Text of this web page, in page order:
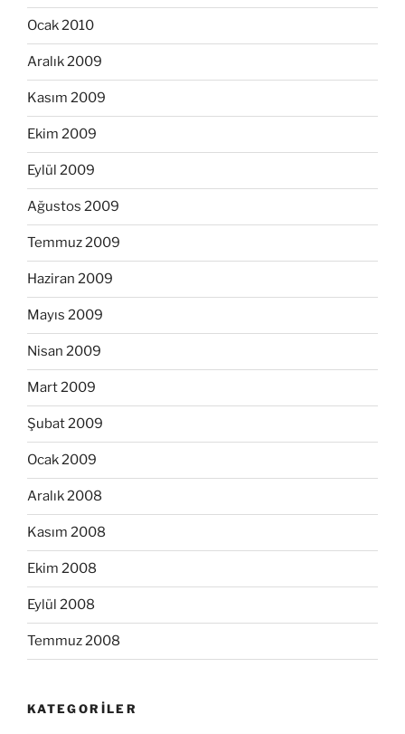
Ocak 2010
Aralık 2009
Kasım 2009
Ekim 2009
Eylül 2009
Ağustos 2009
Temmuz 2009
Haziran 2009
Mayıs 2009
Nisan 2009
Mart 2009
Şubat 2009
Ocak 2009
Aralık 2008
Kasım 2008
Ekim 2008
Eylül 2008
Temmuz 2008
KATEGORILER